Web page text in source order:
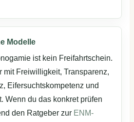
Modelle
ist kein Freifahrtschein.
mit Freiwilligkeit, Transparenz,
Eifersuchtskompetenz und
Wenn du das konkret prüfen
den Ratgeber zur ENM-